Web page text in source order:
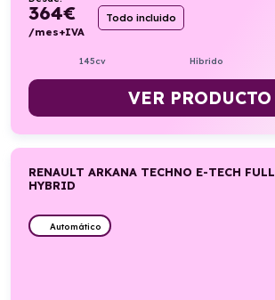
364€
/mes+IVA
Todo incluido
145cv Híbrido
VER PRODUCTO
RENAULT ARKANA TECHNO E-TECH FULL
HYBRID
Automático